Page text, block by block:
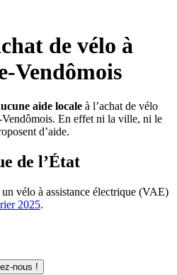
de vélo à
Vendômois
aide locale à l’achat de vélo
En effet ni la ville, ni le
d’aide.
de l’État
vélo à assistance électrique (VAE)
2025.
nous !